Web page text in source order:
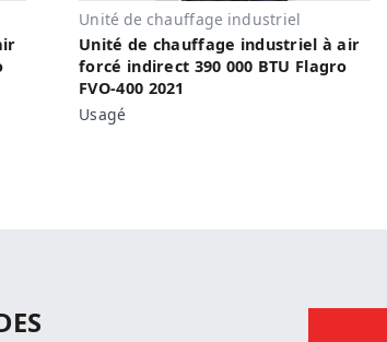
Unité de chauffage industriel
Unité de chauffage industriel à air
forcé indirect 390 000 BTU Flagro
FVO-400 2021
Usagé